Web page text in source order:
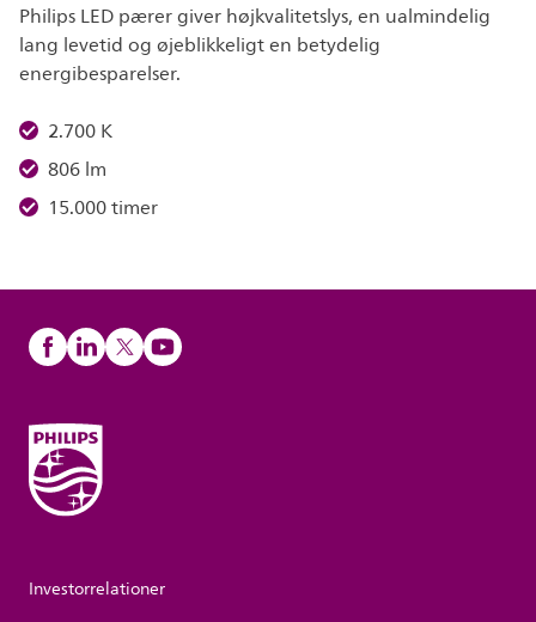
Philips LED pærer giver højkvalitetslys, en ualmindelig
lang levetid og øjeblikkeligt en betydelig
energibesparelser.
2.700 K
806 lm
15.000 timer
Investorrelationer